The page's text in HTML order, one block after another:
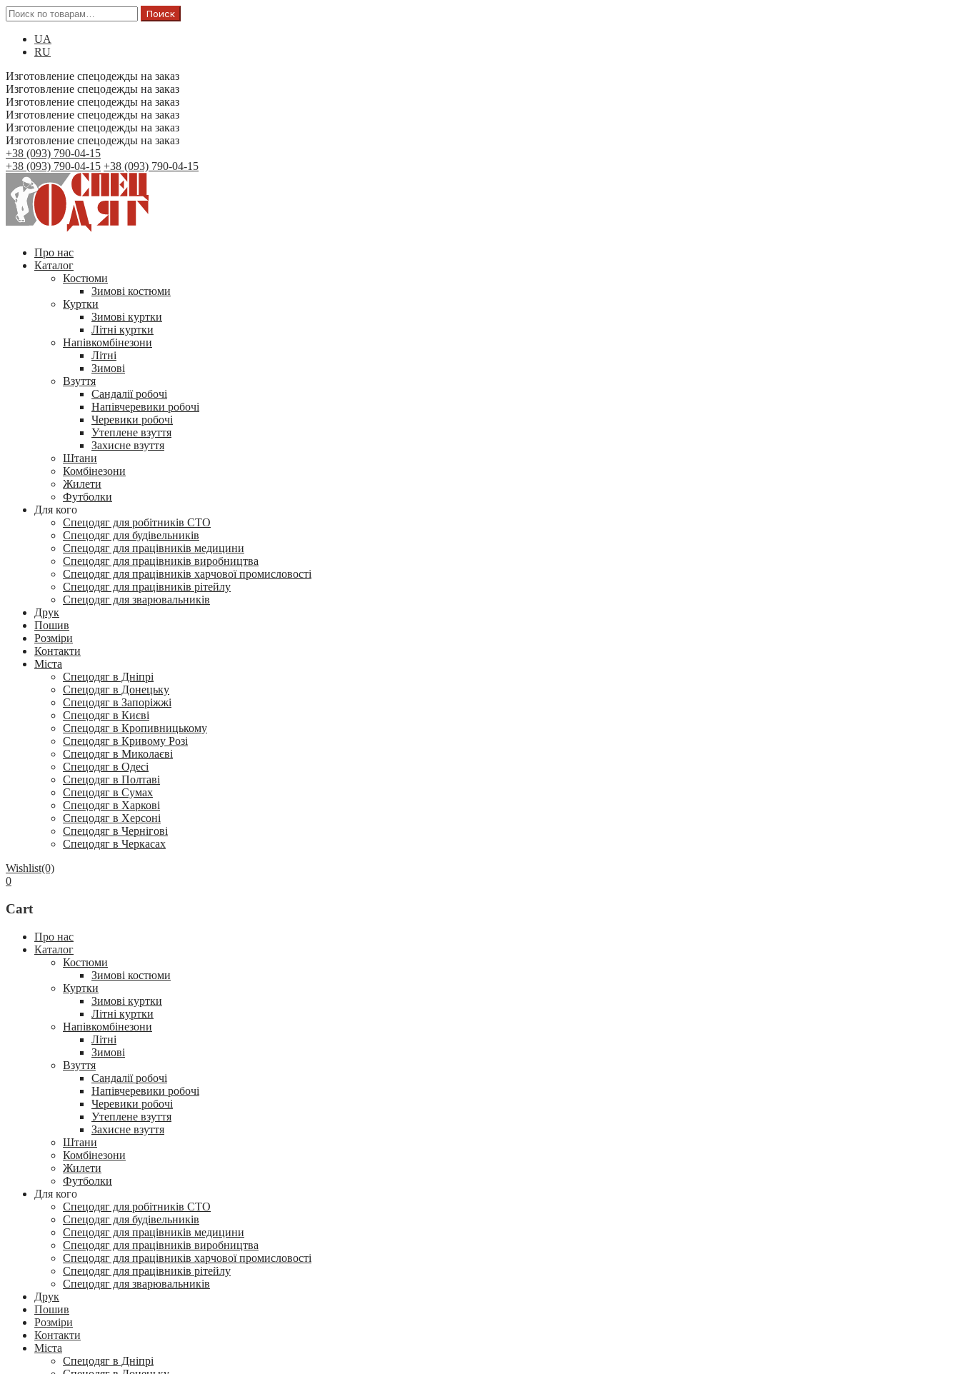
Поиск
UA
RU
Изготовление спецодежды на заказ
Изготовление спецодежды на заказ
Изготовление спецодежды на заказ
Изготовление спецодежды на заказ
Изготовление спецодежды на заказ
Изготовление спецодежды на заказ
+38 (093) 790-04-15
+38 (093) 790-04-15 +38 (093) 790-04-15
Про нас
Каталог
Костюми
Зимові костюми
Куртки
Зимові куртки
Літні куртки
Напівкомбінезони
Літні
Зимові
Взуття
Сандалії робочі
Напівчеревики робочі
Черевики робочі
Утеплене взуття
Захисне взуття
Штани
Комбінезони
Жилети
Футболки
Для кого
Спецодяг для робітників СТО
Спецодяг для будівельників
Спецодяг для працівників медицини
Спецодяг для працівників виробництва
Спецодяг для працівників харчової промисловості
Спецодяг для працівників рітейлу
Спецодяг для зварювальників
Друк
Пошив
Розміри
Контакти
Міста
Спецодяг в Дніпрі
Спецодяг в Донецьку
Спецодяг в Запоріжжі
Спецодяг в Києві
Спецодяг в Кропивницькому
Спецодяг в Кривому Розі
Спецодяг в Миколаєві
Спецодяг в Одесі
Спецодяг в Полтаві
Спецодяг в Сумах
Спецодяг в Харкові
Спецодяг в Херсоні
Спецодяг в Чернігові
Спецодяг в Черкасах
Wishlist(0)
0
Cart
Про нас
Каталог
Костюми
Зимові костюми
Куртки
Зимові куртки
Літні куртки
Напівкомбінезони
Літні
Зимові
Взуття
Сандалії робочі
Напівчеревики робочі
Черевики робочі
Утеплене взуття
Захисне взуття
Штани
Комбінезони
Жилети
Футболки
Для кого
Спецодяг для робітників СТО
Спецодяг для будівельників
Спецодяг для працівників медицини
Спецодяг для працівників виробництва
Спецодяг для працівників харчової промисловості
Спецодяг для працівників рітейлу
Спецодяг для зварювальників
Друк
Пошив
Розміри
Контакти
Міста
Спецодяг в Дніпрі